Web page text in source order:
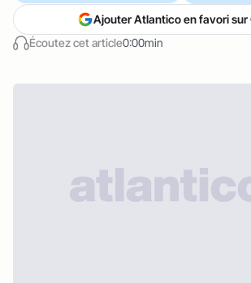
Écoutez cet article0:00min
Ajouter Atlantico en favori sur